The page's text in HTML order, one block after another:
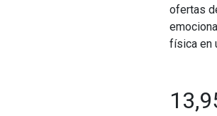
ofertas
física en